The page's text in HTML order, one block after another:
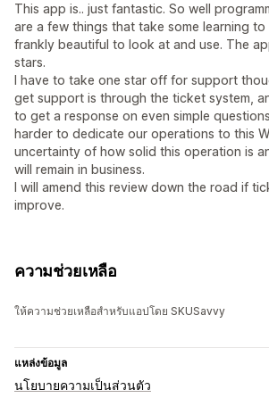
This app is.. just fantastic. So well
are a few things that take some learning to
frankly beautiful to look at and use. The
stars.
I have to take one star off for support
get support is through the ticket system,
to get a response on even simple
harder to dedicate our operations to this
uncertainty of how solid this operation is
will remain in business.
I will amend this review down the road if
improve.
ความช่วยเหลือ
ให้ความช่วยเหลือสำหรับแอปโดย SKUSavvy
แหล่งข้อมูล
นโยบายความเป็นส่วนตัว